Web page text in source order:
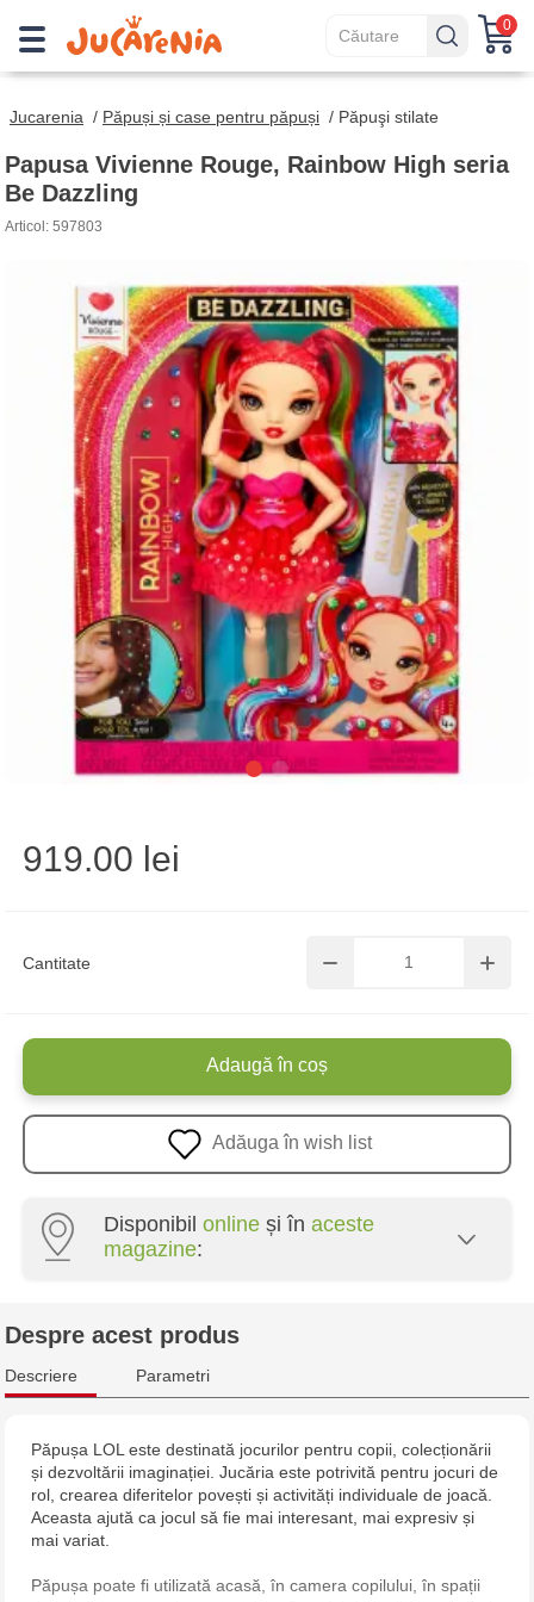
0
Jucarenia / Păpuși și case pentru păpuși / Păpuşi stilate
Papusa Vivienne Rouge, Rainbow High seria
Be Dazzling
Articol: 597803
Cantitate
919.00 lei
Adaugă în coș
Adăuga în wish list
Disponibil online și în aceste
magazine:
Jucărenia Rîșcani - bd. Moscova, 2
Despre acest produs
Descriere Parametri
Păpușa LOL este destinată jocurilor pentru copii, colecționării
și dezvoltării imaginației. Jucăria este potrivită pentru jocuri de
rol, crearea diferitelor povești și activități individuale de joacă.
Aceasta ajută ca jocul să fie mai interesant, mai expresiv și
mai variat.
Păpușa poate fi utilizată acasă, în camera copilului, în spații